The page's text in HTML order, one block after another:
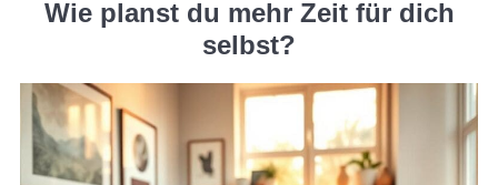
Wie planst du mehr Zeit für dich
selbst?